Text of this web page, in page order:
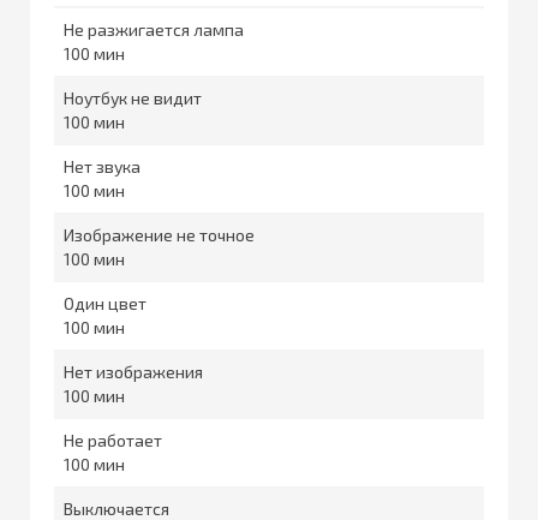
Не разжигается лампа
100
Ноутбук не видит
100
Нет звука
100
Изображение не точное
100
Один цвет
100
Нет изображения
100
Не работает
100
Выключается